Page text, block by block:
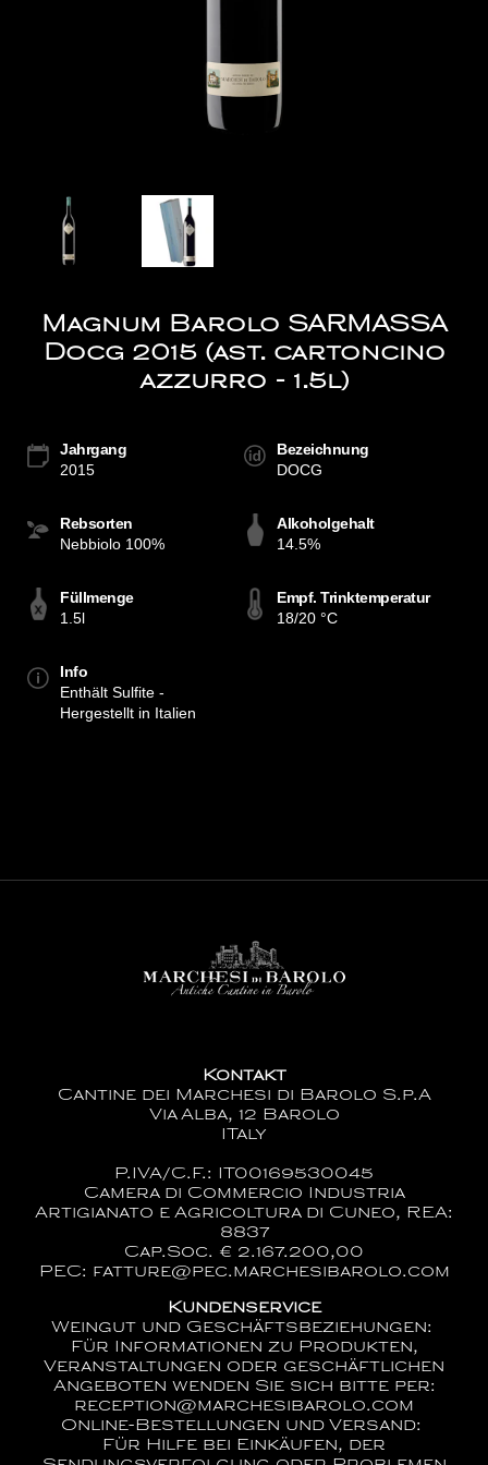
Magnum Barolo SARMASSA
Docg 2015 (ast. cartoncino
azzurro - 1.5l)
Jahrgang
2015
Bezeichnung
DOCG
Rebsorten
Nebbiolo 100%
Alkoholgehalt
14.5%
Füllmenge
1.5l
Empf. Trinktemperatur
18/20 °C
Info
Enthält Sulfite -
Hergestellt in Italien
Kontakt
Cantine dei Marchesi di Barolo S.p.A
Via Alba, 12 Barolo
ITaly
P.IVA/C.F.: IT00169530045
Camera di Commercio Industria
Artigianato e Agricoltura di Cuneo, REA:
8837
Cap.Soc. € 2.167.200,00
PEC: fatture@pec.marchesibarolo.com
Kundenservice
Weingut und Geschäftsbeziehungen:
Für Informationen zu Produkten,
Veranstaltungen oder geschäftlichen
Angeboten wenden Sie sich bitte per:
reception@marchesibarolo.com
Online-Bestellungen und Versand:
Für Hilfe bei Einkäufen, der